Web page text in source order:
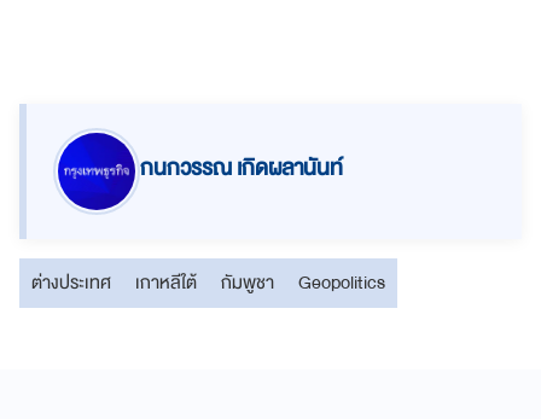
กนกวรรณ เกิดผลานันท์
ต่างประเทศ เกาหลีใต้ กัมพูชา Geopolitics